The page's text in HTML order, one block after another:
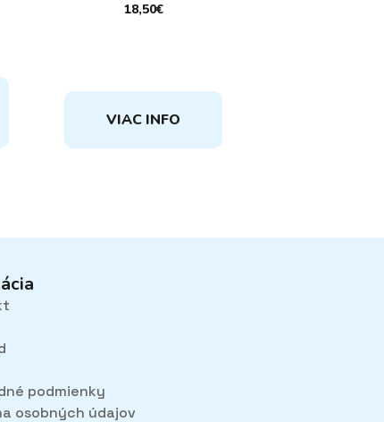
18,50€
VIAC INFO
podmienky
osobných údajov